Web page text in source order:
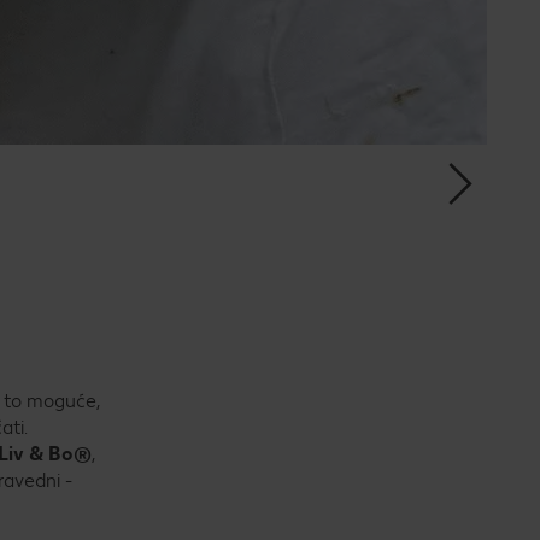
to moguće,
& Bo®,
-